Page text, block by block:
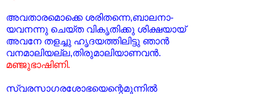
അവതാരമൊക്കെ ശരിതന്നെ,ബാലനാ-
യവനന്നു ചെയ്ത വികൃതിക്കു ശിക്ഷയായ്
അവനേ തളച്ചു ഹൃദയത്തിലിട്ടു ഞാന്‍
വനമാലിയല്ല,തിരുമാലിയാണവന്‍.
മഞ്ജുഭാഷിണി.
സ്വരസാഗരശോഭയെന്റെമുന്നില്‍